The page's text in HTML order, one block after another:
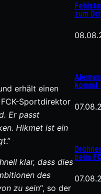
erhält einen
Sportdirektor
Er passt
Hikmet ist ein
.”
klar, dass dies
des
zu sein“, so der
zum
kommt
beim